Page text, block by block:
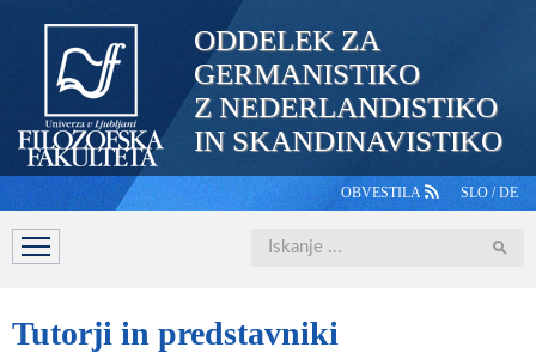
ODDELEK ZA
GERMANISTIKO
Z NEDERLANDISTIKO
IN SKANDINAVISTIKO
OBVESTILA SLO /DE
DOMOV ŠTUDIJ
Iskanje
Tutorji in predstavniki